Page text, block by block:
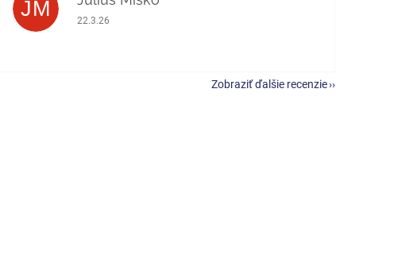
JM Hodnotenie obchodu je 5 z 5 hviezdičiek.
22.3.26
Zobraziť ďalšie recenzie